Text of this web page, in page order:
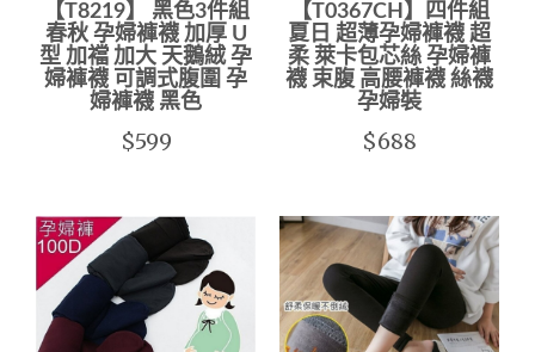
【T8219】 黑色3件組
春秋 孕婦褲襪 加厚 U
型 加襠 加大 天鵝絨 孕
婦褲襪 可調式腹圍 孕
婦褲襪 黑色
$599
【T0367CH】四件組
夏日 超薄孕婦褲襪 超
柔 萊卡包芯絲 孕婦褲
襪 束腹 高腰褲襪 絲襪
孕婦裝
$688